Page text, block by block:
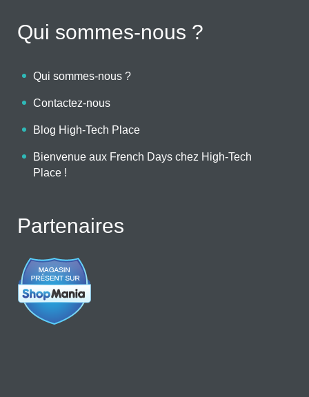
Qui sommes-nous ?
Qui sommes-nous ?
Contactez-nous
Blog High-Tech Place
Bienvenue aux French Days chez High-Tech
Place !
Partenaires